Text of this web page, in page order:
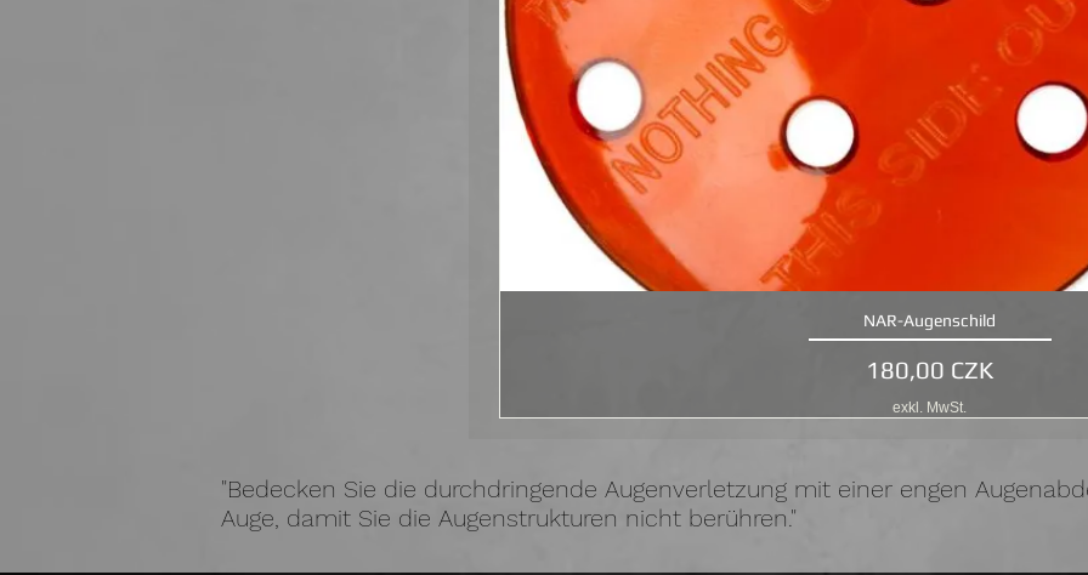
Schnellansicht
NAR-Augenschild
Preis
180,00 CZK
exkl. MwSt.
"Bedecken Sie die durchdringende Augenverletzung mit einer engen
Auge, damit Sie die Augenstrukturen nicht berühren."